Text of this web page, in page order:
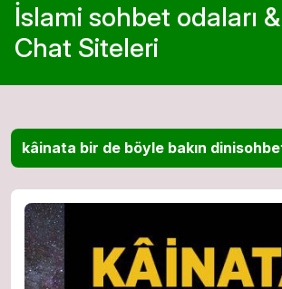
İslami sohbet odaları
Chat Siteleri
kâinata bir de böyle bakın